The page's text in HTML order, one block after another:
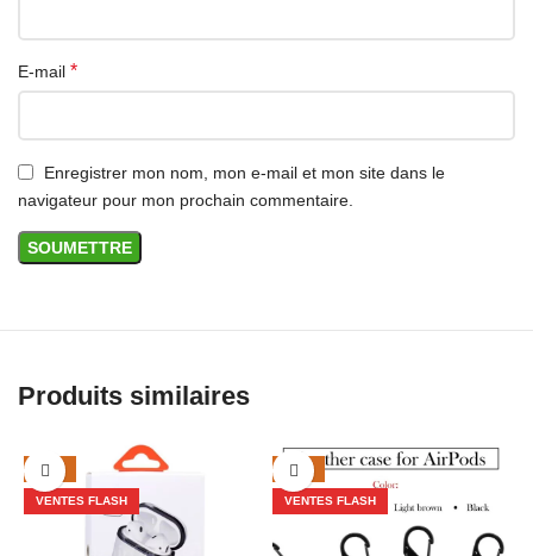
E-mail *
Enregistrer mon nom, mon e-mail et mon site dans le
navigateur pour mon prochain commentaire.
Produits similaires
-50%
VENTES FLASH
-40%
VENTES FLASH